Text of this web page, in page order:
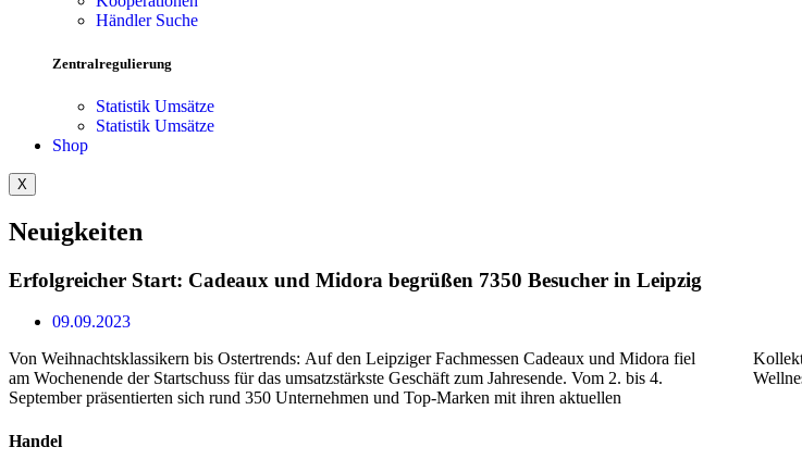
Händler Suche
Zentralregulierung
Statistik Umsätze
Statistik Umsätze
Shop
X
Neuigkeiten
Erfolgreicher Start: Cadeaux und Midora begrüßen 7350 Besucher in Leipzig
09.09.2023
Von Weihnachtsklassikern bis Ostertrends: Auf den Leipziger Fachmessen Cadeaux und Midora fiel
am Wochenende der Startschuss für das umsatzstärkste Geschäft zum Jahresende. Vom 2. bis 4.
September präsentierten sich rund 350 Unternehmen und Top-Marken mit ihren aktuellen
Kollektionen an Wohn- und Küchenaccessoires, Kunsthandwerk und Geschenkartikeln, Floristik- und
Handel